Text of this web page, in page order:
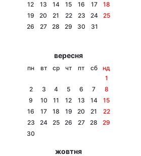
Тема оформлення
12
13 14 15 16 17
18
19
20 21 22 23 24
25
26
27 28 29 30 31
вересня
пн вт ср чт пт сб
нд
1
2
3 4 5 6 7
8
9
10 11 12 13 14
15
16
17 18 19 20 21
22
23
24 25 26 27 28
29
30
жовтня